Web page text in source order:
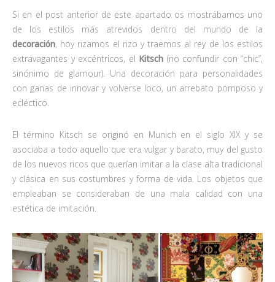
Si en el post anterior de este apartado os mostrábamos uno
de los estilos más atrevidos dentro del mundo de la
decoración, hoy rizamos el rizo y traemos al rey de los estilos
extravagantes y excéntricos, el Kitsch (no confundir con “chic”,
sinónimo de glamour). Una decoración para personalidades
con ganas de innovar y volverse loco, un arrebato pomposo y
ecléctico.
El término Kitsch se originó en Munich en el siglo XIX y se
asociaba a todo aquello que era vulgar y barato, muy del gusto
de los nuevos ricos que querían imitar a la clase alta tradicional
y clásica en sus costumbres y forma de vida. Los objetos que
empleaban se consideraban de una mala calidad con una
estética de imitación.